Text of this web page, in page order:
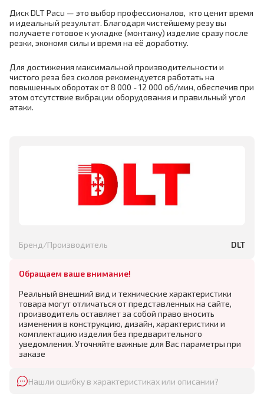
Диск DLT Pacu — это выбор профессионалов, кто ценит время
и идеальный результат. Благодаря чистейшему резу вы
получаете готовое к укладке (монтажу) изделие сразу после
резки, экономя силы и время на её доработку.
Для достижения максимальной производительности и
чистого реза без сколов рекомендуется работать на
повышенных оборотах от 8 000 - 12 000 об/мин, обеспечив при
этом отсутствие вибрации оборудования и правильный угол
атаки.
Бренд/Производитель DLT
Обращаем ваше внимание!
Реальный внешний вид и технические характеристики
товара могут отличаться от представленных на сайте,
производитель оставляет за собой право вносить
изменения в конструкцию, дизайн, характеристики и
комплектацию изделия без предварительного
уведомления. Уточняйте важные для Вас параметры при
заказе
Нашли ошибку в характеристиках или описании?